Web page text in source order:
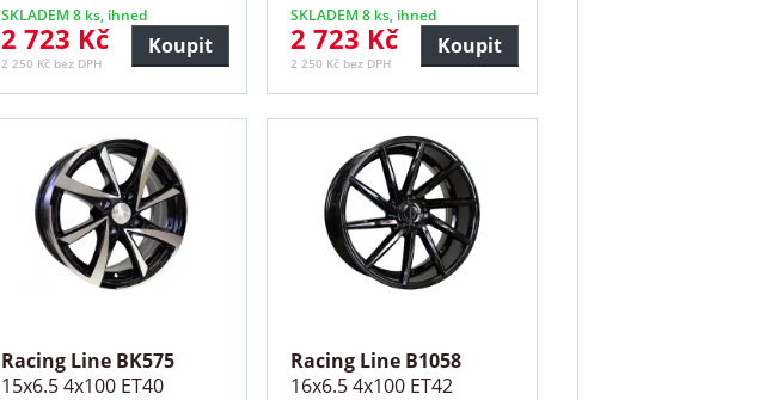
SKLADEM 8 ks, ihned
2 723 Kč
2 250 Kč bez DPH
Koupit
SKLADEM 8 ks, ihned
2 723 Kč
2 250 Kč bez DPH
Koupit
Racing Line BK575
15x6.5 4x100 ET40
Racing Line B1058
16x6.5 4x100 ET42